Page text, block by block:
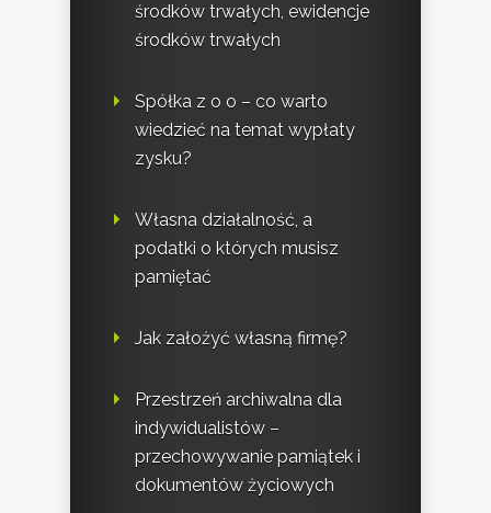
środków trwałych, ewidencje
środków trwałych
Spółka z o o – co warto
wiedzieć na temat wypłaty
zysku?
Własna działalność, a
podatki o których musisz
pamiętać
Jak założyć własną firmę?
Przestrzeń archiwalna dla
indywidualistów –
przechowywanie pamiątek i
dokumentów życiowych